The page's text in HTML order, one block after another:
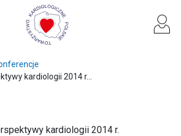
kardiologii 2014 r...
kardiologii 2014 r.